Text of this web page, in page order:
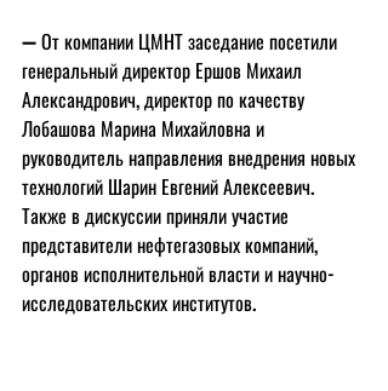
➖ От компании ЦМНТ заседание посетили
генеральный директор Ершов Михаил
Александрович, директор по качеству
Лобашова Марина Михайловна и
руководитель направления внедрения новых
технологий Шарин Евгений Алексеевич.
Также в дискуссии приняли участие
представители нефтегазовых компаний,
органов исполнительной власти и научно-
исследовательских институтов.